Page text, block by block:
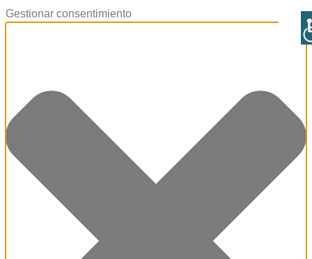
Gestionar consentimiento